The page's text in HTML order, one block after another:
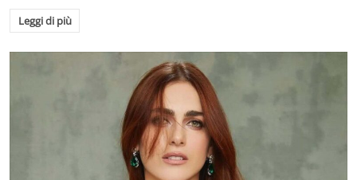
Leggi di più